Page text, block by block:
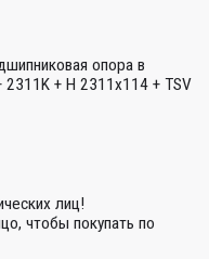
опора в
+ H 2311x114 + TSV
лиц!
чтобы покупать по